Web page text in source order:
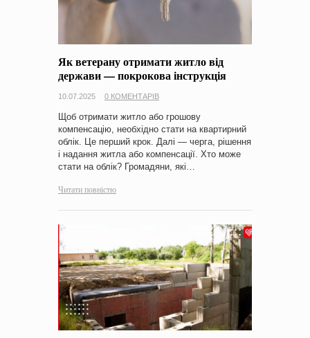
Як ветерану отримати житло від
держави — покрокова інструкція
10.07.2025 0 КОМЕНТАРІВ
Щоб отримати житло або грошову
компенсацію, необхідно стати на квартирний
облік. Це перший крок. Далі — черга, рішення
і надання житла або компенсації. Хто може
стати на облік? Громадяни, які…
Читати повністю